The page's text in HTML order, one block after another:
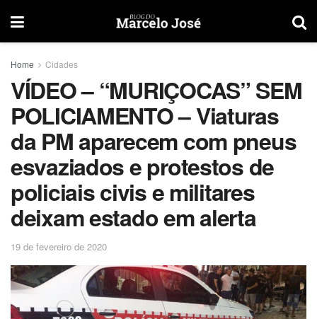
Home Cidades
VÍDEO – “MURIÇOCAS” SEM
POLICIAMENTO – Viaturas
da PM aparecem com pneus
esvaziados e protestos de
policiais civis e militares
deixam estado em alerta
19 de fevereiro de 2020